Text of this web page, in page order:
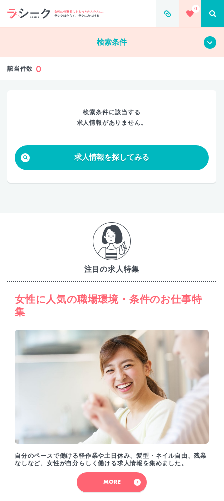
女性の仕事探しをもっとかんたんに。
ラシクはたらく、ラクにみつける
0
すべて
検索条件
該当件数 0
検索条件に該当する
求人情報がありません。
求人情報を探してみる
注目の求人特集
女性に人気の職場環境・条件のお仕事特
集
自分のペースで働ける軽作業や土日休み、髪型・ネイル自由、残業
なしなど、女性が自分らしく働ける求人情報を集めました。
MORE